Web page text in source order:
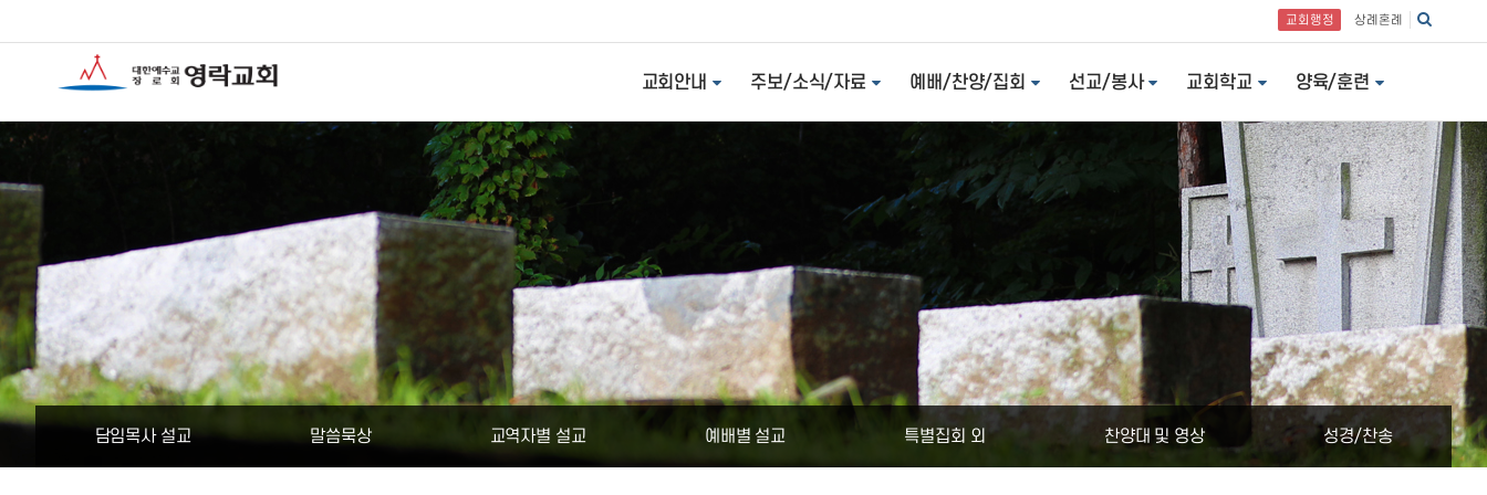
교회행정 상례혼례
교회안내 주보/소식/자료 예배/찬양/집회 선교/봉사 교회학교 양육/훈련
담임목사 설교 말씀묵상 교역자별 설교 예배별 설교 특별집회 외 찬양대 및 영상 성경/찬송